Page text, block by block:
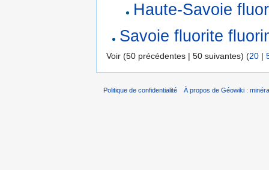
Haute-Savoie
Savoie fluorite
Voir (50 précédentes | 50 suivantes) (20 |
Politique de confidentialité À propos de Géowiki :